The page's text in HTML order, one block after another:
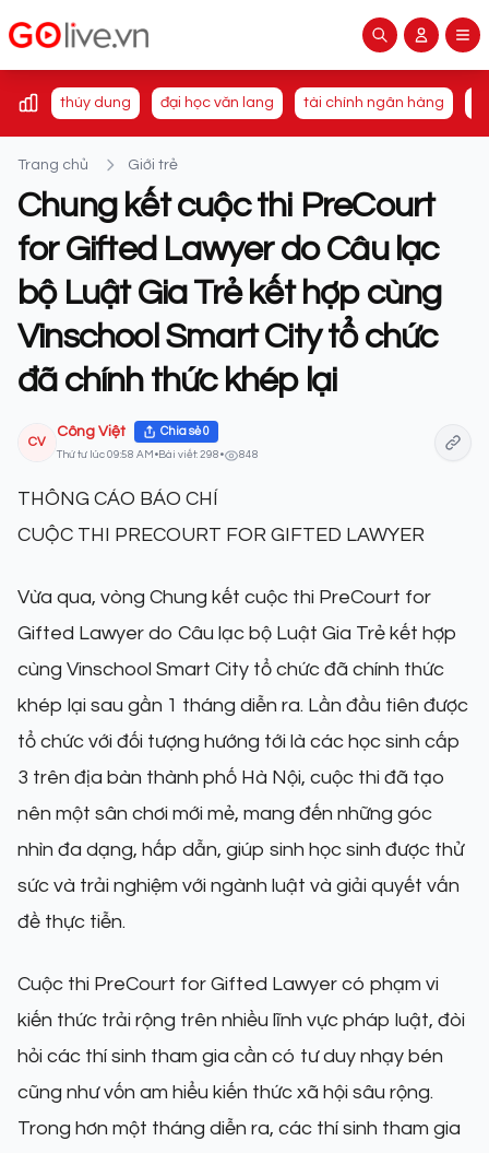
thúy dung đại học văn lang tài chính ngân hàng
Trang chủ Giới trẻ
Chung kết cuộc thi PreCourt
for Gifted Lawyer do Câu lạc
bộ Luật Gia Trẻ kết hợp cùng
Vinschool Smart City tổ chức
đã chính thức khép lại
CV
Công Việt Chia sẻ0
Thứ tư lúc 09:58 AM • Bài viết: 298 • 848
THÔNG CÁO BÁO CHÍ
CUỘC THI PRECOURT FOR GIFTED LAWYER
Vừa qua, vòng Chung kết cuộc thi PreCourt for
Gifted Lawyer do Câu lạc bộ Luật Gia Trẻ kết hợp
cùng Vinschool Smart City tổ chức đã chính thức
khép lại sau gần 1 tháng diễn ra. Lần đầu tiên được
tổ chức với đối tượng hướng tới là các học sinh cấp
3 trên địa bàn thành phố Hà Nội, cuộc thi đã tạo
nên một sân chơi mới mẻ, mang đến những góc
nhìn đa dạng, hấp dẫn, giúp sinh học sinh được thử
sức và trải nghiệm với ngành luật và giải quyết vấn
đề thực tiễn.
Cuộc thi PreCourt for Gifted Lawyer có phạm vi
kiến thức trải rộng trên nhiều lĩnh vực pháp luật, đòi
hỏi các thí sinh tham gia cần có tư duy nhạy bén
cũng như vốn am hiểu kiến thức xã hội sâu rộng.
Trong hơn một tháng diễn ra, các thí sinh tham gia